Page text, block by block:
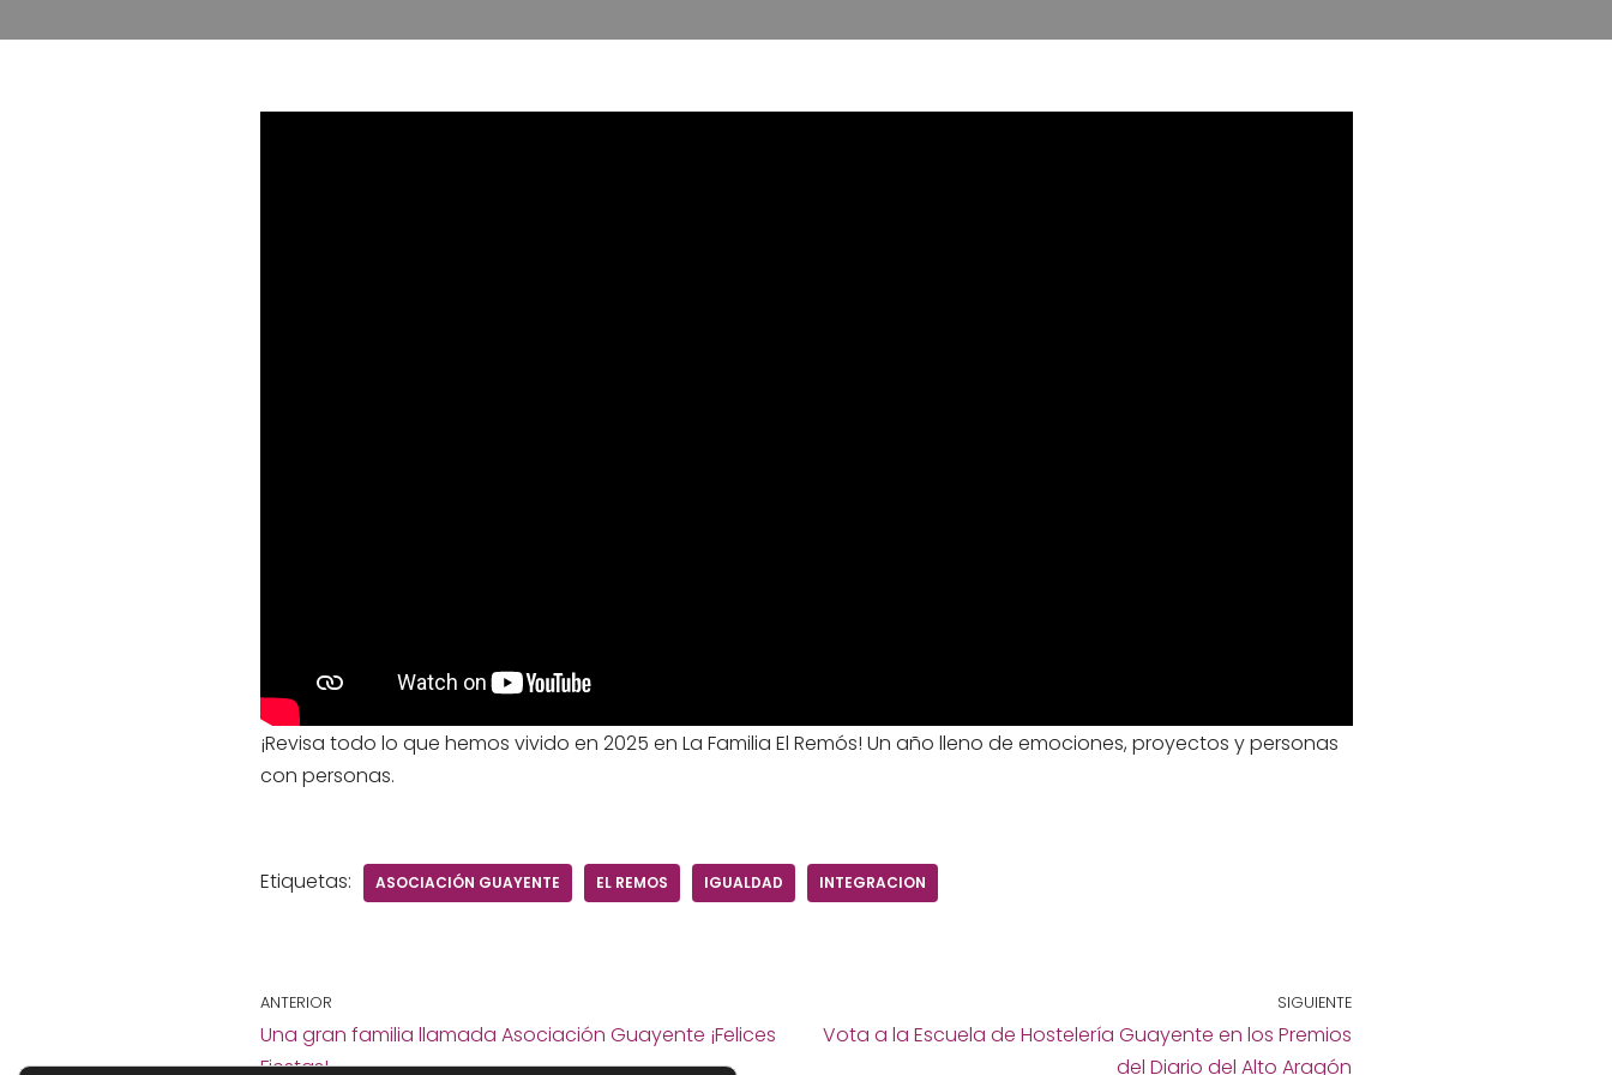
¡Revisa todo lo que hemos vivido en 2025 en La Familia El Remós! Un año lleno de emociones, proyectos y personas
con personas.
Etiquetas: ASOCIACIÓN GUAYENTE EL REMOS IGUALDAD INTEGRACION
ANTERIOR
Una gran familia llamada Asociación Guayente ¡Felices
Fiestas!
SIGUIENTE
Vota a la Escuela de Hostelería Guayente en los Premios
del Diario del Alto Aragón